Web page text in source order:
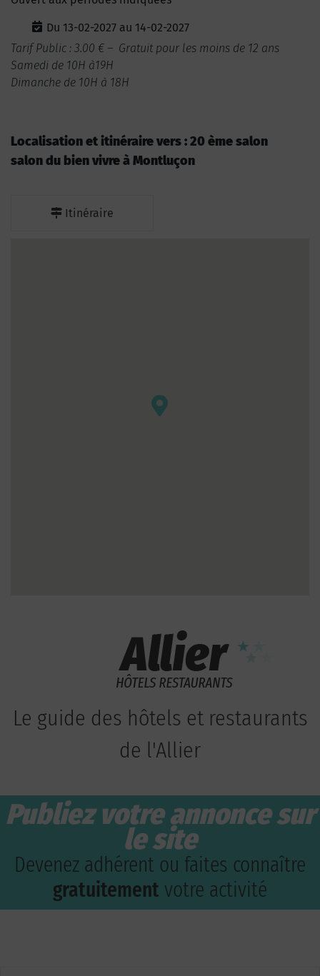
Du 13-02-2027 au 14-02-2027
Tarif Public : 3.00 € – Gratuit pour les moins de 12 ans
Samedi de 10H à19H
Dimanche de 10H à 18H
Localisation et itinéraire vers : 20 ème salon
salon du bien vivre à Montluçon
Itinéraire
Le guide des hôtels et restaurants
de l'Allier
Publiez votre annonce sur
le site
Devenez adhérent ou faites connaître
gratuitement votre activité